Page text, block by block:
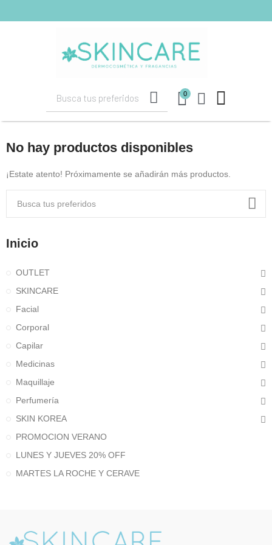
0
No hay productos disponibles
¡Estate atento! Próximamente se añadirán más productos.
Inicio
OUTLET
SKINCARE
Facial
Corporal
Capilar
Medicinas
Maquillaje
Perfumería
SKIN KOREA
PROMOCION VERANO
LUNES Y JUEVES 20% OFF
MARTES LA ROCHE Y CERAVE